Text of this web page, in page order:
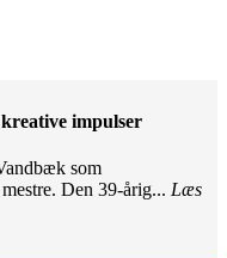
impulser
som
Den 39-årig... Læs